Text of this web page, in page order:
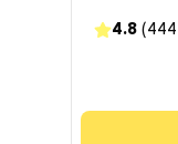
4.8 ( 444